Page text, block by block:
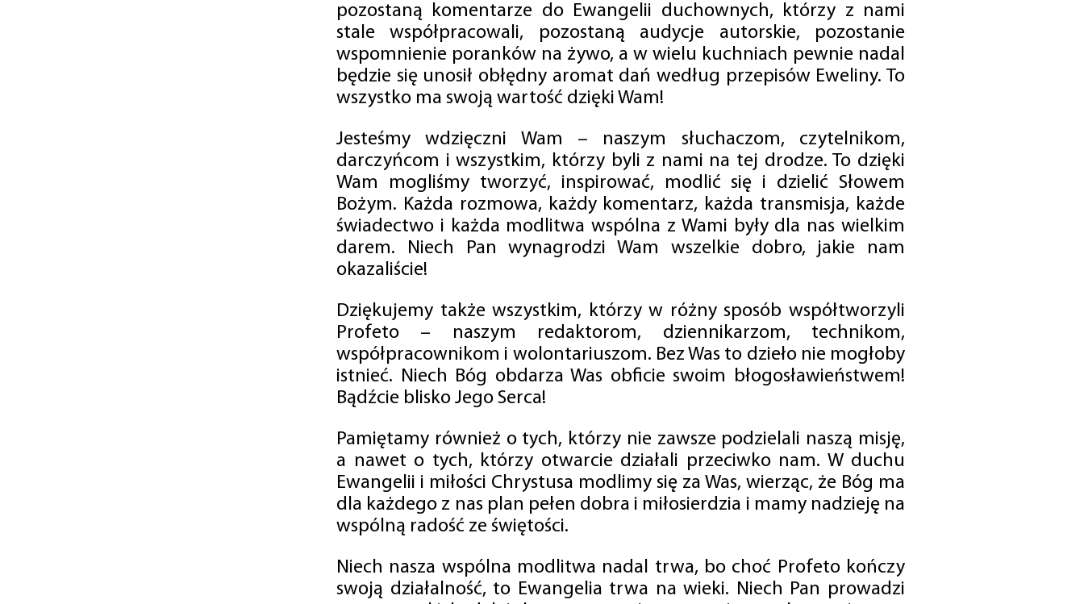
pozostaną komentarze do Ewangelii duchownych, którzy z nami
stale współpracowali, pozostaną audycje autorskie, pozostanie
wspomnienie poranków na żywo, a w wielu kuchniach pewnie nadal
będzie się unosił obłędny aromat dań według przepisów Eweliny. To
wszystko ma swoją wartość dzięki Wam!
Jesteśmy wdzięczni Wam – naszym słuchaczom, czytelnikom,
darczyńcom i wszystkim, którzy byli z nami na tej drodze. To dzięki
Wam mogliśmy tworzyć, inspirować, modlić się i dzielić Słowem
Bożym. Każda rozmowa, każdy komentarz, każda transmisja, każde
świadectwo i każda modlitwa wspólna z Wami były dla nas wielkim
darem. Niech Pan wynagrodzi Wam wszelkie dobro, jakie nam
okazaliście!
Dziękujemy także wszystkim, którzy w różny sposób współtworzyli
Profeto – naszym redaktorom, dziennikarzom, technikom,
współpracownikom i wolontariuszom. Bez Was to dzieło nie mogłoby
istnieć. Niech Bóg obdarza Was obficie swoim błogosławieństwem!
Bądźcie blisko Jego Serca!
Pamiętamy również o tych, którzy nie zawsze podzielali naszą misję,
a nawet o tych, którzy otwarcie działali przeciwko nam. W duchu
Ewangelii i miłości Chrystusa modlimy się za Was, wierząc, że Bóg ma
dla każdego z nas plan pełen dobra i miłosierdzia i mamy nadzieję na
wspólną radość ze świętości.
Niech nasza wspólna modlitwa nadal trwa, bo choć Profeto kończy
swoją działalność, to Ewangelia trwa na wieki. Niech Pan prowadzi